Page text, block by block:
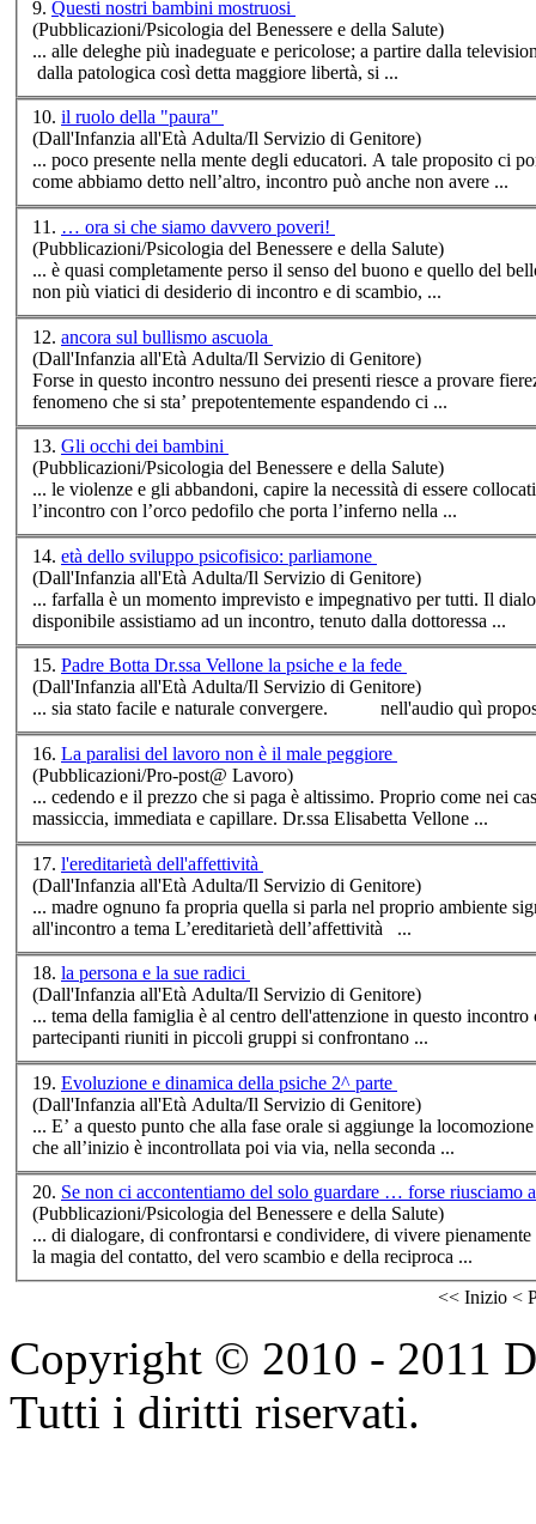
9. Questi nostri bambini mostruosi
(Pubblicazioni/Psicologia del Benessere e della Salute)
... alle deleghe più inadeguate e pericolose; a partire dalla
dalla patologica così detta maggiore libertà, si ...
10. il ruolo della "paura"
(Dall'Infanzia all'Età Adulta/Il Servizio di Genitore)
... poco presente nella mente degli educatori. A tale proposito ci poniamo la domanda: che vuol dire per il bambino avere paura? Che vuol dire, se
come abbiamo detto nell’altro, incontro può anche non avere ...
11. … ora si che siamo davvero poveri!
(Pubblicazioni/Psicologia del Benessere e della Salute)
... è quasi completamente perso il senso del buono e quello del
non più viatici di desiderio di incontro e di scambio, ...
12. ancora sul bullismo ascuola
(Dall'Infanzia all'Età Adulta/Il Servizio di Genitore)
Forse in questo incontro nessuno dei presenti riesce a provare
fenomeno che si sta’ prepotentemente espandendo ci ...
13. Gli occhi dei bambini
(Pubblicazioni/Psicologia del Benessere e della Salute)
... le violenze e gli abbandoni, capire la necessità di essere
l’incontro con l’orco pedofilo che porta l’inferno nella ...
14. età dello sviluppo psicofisico: parliamone
(Dall'Infanzia all'Età Adulta/Il Servizio di Genitore)
... farfalla è un momento imprevisto e impegnativo per tutti. Il
disponibile assistiamo ad un incontro, tenuto dalla dottoressa ...
15. Padre Botta Dr.ssa Vellone la psiche e la fede
(Dall'Infanzia all'Età Adulta/Il Servizio di Genitore)
... sia stato facile e naturale convergere.
16. La paralisi del lavoro non è il male peggiore
(Pubblicazioni/Pro-post@ Lavoro)
... cedendo e il prezzo che si paga è altissimo. Proprio come nei
massiccia, immediata e capillare. Dr.ssa Elisabetta Vellone ...
17. l'ereditarietà dell'affettività
(Dall'Infanzia all'Età Adulta/Il Servizio di Genitore)
... madre ognuno fa propria quella si parla nel proprio ambiente
all'incontro a tema L’ereditarietà dell’affettività ...
18. la persona e la sue radici
(Dall'Infanzia all'Età Adulta/Il Servizio di Genitore)
... tema della famiglia è al centro dell'attenzione in questo incontro
partecipanti riuniti in piccoli gruppi si confrontano ...
19.
Evoluzione e dinamica della psiche 2^ parte
(Dall'Infanzia all'Età Adulta/Il Servizio di Genitore)
... E’ a questo punto che alla fase orale si aggiunge la
che all’inizio è incontrollata poi via via, nella seconda ...
20. Se non ci accontentiamo del solo guardare … forse riusciamo
(Pubblicazioni/Psicologia del Benessere e della Salute)
... di dialogare, di confrontarsi e condividere, di vivere
la magia del contatto, del vero scambio e della reciproca ...
<< Inizio<
Copyright © 2010 - 2011
Tutti i diritti riservati.